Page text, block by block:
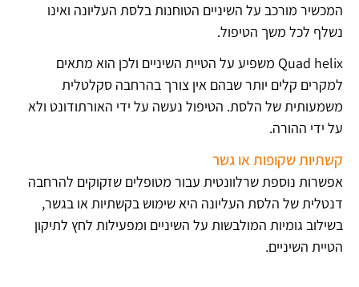
המכשיר מורכב על השיניים הטוחנות בלסת העליונה ואינו
נשלף לכל משך הטיפול.
Quad helix משפיע על הטיית השיניים ולכן הוא מתאים
למקרים קלים יותר שבהם אין צורך בהרחבה סקלטלית
משמעותית של הלסת. הטיפול נעשה על ידי האורתודונט ולא
על ידי ההורה.
קשתיות שקופות או גשר
אפשרות נוספת שרלוונטית עבור מטופלים שזקוקים להרחבה
דנטלית של הלסת העליונה היא שימוש בקשתיות או בגשר,
בשילוב גומיות המולבשות על השיניים ומפעילות לחץ לתיקון
הטיית השיניים.